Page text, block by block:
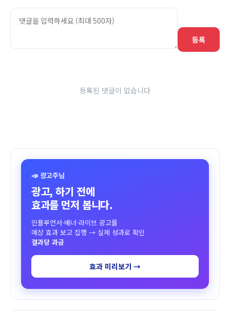
등록
등록된 댓글이 없습니다
📣 광고주님
광고, 하기 전에
효과를 먼저 봅니다.
인플루언서·배너·라이브 광고를
예상 효과 보고 집행 → 실제 성과로 확인
결과당 과금
효과 미리보기 →